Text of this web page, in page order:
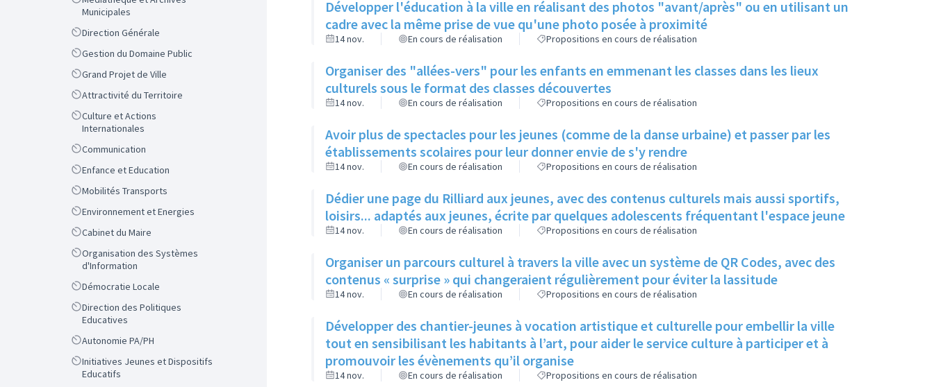
Municipales
ScopeDirection Générale
ScopeGestion du Domaine Public
ScopeGrand Projet de Ville
ScopeAttractivité du Territoire
Scope
Culture et Actions
Internationales
ScopeCommunication
ScopeEnfance et Education
ScopeMobilités Transports
ScopeEnvironnement et Energies
ScopeCabinet du Maire
Scope
Organisation des Systèmes
d'Information
ScopeDémocratie Locale
Scope
Direction des Politiques
Educatives
ScopeAutonomie PA/PH
Scope
Initiatives Jeunes et Dispositifs
Educatifs
Développer l'éducation à la ville en réalisant des photos "avant/après" ou en utilisant un
cadre avec la même prise de vue qu'une photo posée à proximité
14 nov. En cours de réalisation Propositions en cours de réalisation
Organiser des "allées-vers" pour les enfants en emmenant les classes dans les lieux
culturels sous le format des classes découvertes
14 nov. En cours de réalisation Propositions en cours de réalisation
Avoir plus de spectacles pour les jeunes (comme de la danse urbaine) et passer par les
établissements scolaires pour leur donner envie de s'y rendre
14 nov. En cours de réalisation Propositions en cours de réalisation
Dédier une page du Rilliard aux jeunes, avec des contenus culturels mais aussi sportifs,
loisirs... adaptés aux jeunes, écrite par quelques adolescents fréquentant l'espace jeune
14 nov. En cours de réalisation Propositions en cours de réalisation
Organiser un parcours culturel à travers la ville avec un système de QR Codes, avec des
contenus « surprise » qui changeraient régulièrement pour éviter la lassitude
14 nov. En cours de réalisation Propositions en cours de réalisation
Développer des chantier-jeunes à vocation artistique et culturelle pour embellir la ville
tout en sensibilisant les habitants à l’art, pour aider le service culture à participer et à
promouvoir les évènements qu’il organise
14 nov. En cours de réalisation Propositions en cours de réalisation